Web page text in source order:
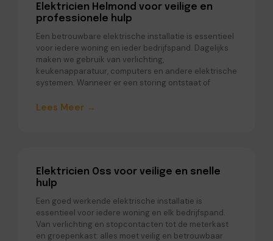
Elektricien Helmond voor veilige en
professionele hulp
Een betrouwbare elektrische installatie is essentieel
voor iedere woning en ieder bedrijfspand. Dagelijks
maken we gebruik van verlichting,
keukenapparatuur, computers en andere elektrische
systemen. Wanneer er een storing ontstaat of
Lees Meer →
Elektricien Oss voor veilige en snelle
hulp
Een goed werkende elektrische installatie is
essentieel voor iedere woning en elk bedrijfspand.
Van verlichting en stopcontacten tot de meterkast
en groepenkast: alles moet veilig en betrouwbaar